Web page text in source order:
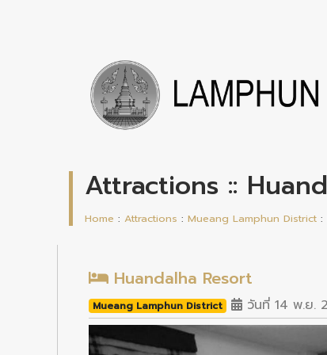
Attractions ::
Home : Attractions : Mueang Lamphun District :
Huandalha Resort
Mueang Lamphun District วันที่ 14 พ.ย.